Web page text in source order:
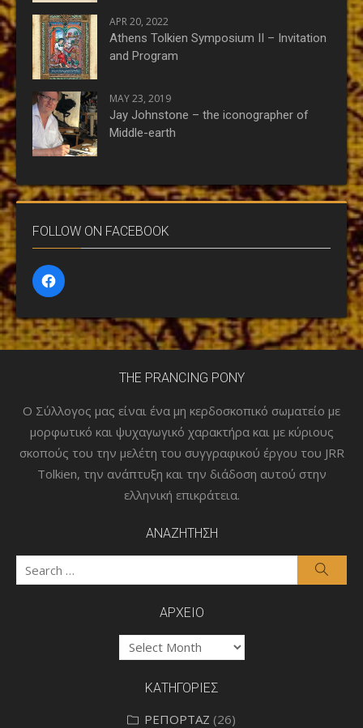
APR 20, 2022
Athens Tolkien Symposium II – Invitation
and Program
MAY 23, 2019
Jay Johnstone – the iconographer of
Middle-earth
FOLLOW ON FACEBOOK
THE PRANCING PONY
Ο Σύλλογος μας είναι ένα μη κερδοσκοπικό σωματείο με
μορφωτικό και ψυχαγωγικό χαρακτήρα και με κύριους
σκοπούς του την μελέτη του συγγραφικού έργου του JRR
Tolkien, την ανάπτυξη και την διάδοση αυτού στην
ελληνική επικράτεια.
ΑΝΑΖΗΤΗΣΗ
for:
ΑΡΧΕΙΟ
ΑΡΧΕΙΟ
ΚΑΤΗΓΟΡΙΕΣ
ΡΕΠΟΡΤΑΖ (26)